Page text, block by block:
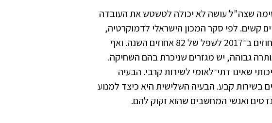
שצה"ל עושה לא יכולה לטשטש את העובדה
קשים. לפי סקר המכון הישראלי לדמוקרטיה,
אמון הציבור בצבא ירד משיא של 93.5 אחוזים ב־2017 לשפל של 82 אחוזים השנה. ואף
גבוהה, יש מגזרים שניכרת בהם השחיקה.
שאינו דתי־לאומי לשירות קרבי. הבעיה
בשירות קבע. הבעיה השלישית היא כיצד למנוע
ואנשי המחשבים שהוא זקוק להם.